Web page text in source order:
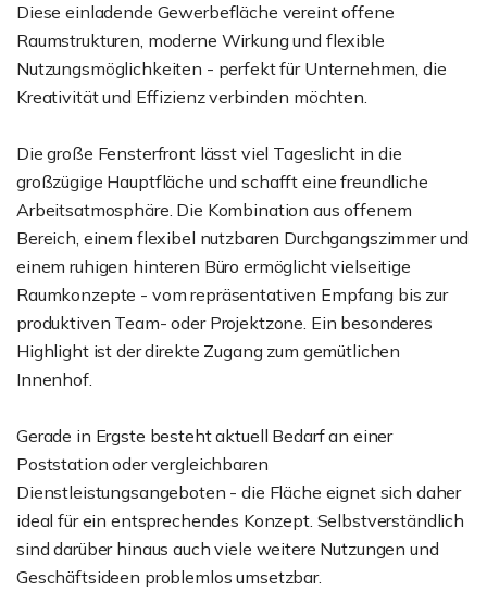
Diese einladende Gewerbefläche vereint offene
Raumstrukturen, moderne Wirkung und flexible
Nutzungsmöglichkeiten - perfekt für Unternehmen, die
Kreativität und Effizienz verbinden möchten.
Die große Fensterfront lässt viel Tageslicht in die
großzügige Hauptfläche und schafft eine freundliche
Arbeitsatmosphäre. Die Kombination aus offenem
Bereich, einem flexibel nutzbaren Durchgangszimmer und
einem ruhigen hinteren Büro ermöglicht vielseitige
Raumkonzepte - vom repräsentativen Empfang bis zur
produktiven Team- oder Projektzone. Ein besonderes
Highlight ist der direkte Zugang zum gemütlichen
Innenhof.
Gerade in Ergste besteht aktuell Bedarf an einer
Poststation oder vergleichbaren
Dienstleistungsangeboten - die Fläche eignet sich daher
ideal für ein entsprechendes Konzept. Selbstverständlich
sind darüber hinaus auch viele weitere Nutzungen und
Geschäftsideen problemlos umsetzbar.